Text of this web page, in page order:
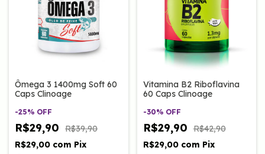
Ômega 3 1400mg Soft 60
Caps Clinoage
-25% OFF
R$29,90
R$39,90
R$29,00 com Pix
Vitamina B2 Riboflavina
60 Caps Clinoage
-30% OFF
R$29,90 R$42,90
R$29,00 com Pix